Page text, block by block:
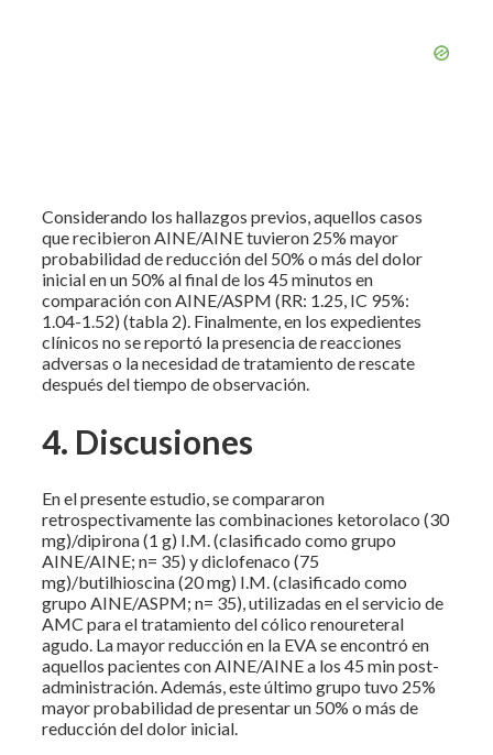
Considerando los hallazgos previos, aquellos casos
que recibieron AINE/AINE tuvieron 25% mayor
probabilidad de reducción del 50% o más del dolor
inicial en un 50% al final de los 45 minutos en
comparación con AINE/ASPM (RR: 1.25, IC 95%:
1.04-1.52) (tabla 2). Finalmente, en los expedientes
clínicos no se reportó la presencia de reacciones
adversas o la necesidad de tratamiento de rescate
después del tiempo de observación.
4. Discusiones
En el presente estudio, se compararon
retrospectivamente las combinaciones ketorolaco (30
mg)/dipirona (1 g) I.M. (clasificado como grupo
AINE/AINE; n= 35) y diclofenaco (75
mg)/butilhioscina (20 mg) I.M. (clasificado como
grupo AINE/ASPM; n= 35), utilizadas en el servicio de
AMC para el tratamiento del cólico renoureteral
agudo. La mayor reducción en la EVA se encontró en
aquellos pacientes con AINE/AINE a los 45 min post-
administración. Además, este último grupo tuvo 25%
mayor probabilidad de presentar un 50% o más de
reducción del dolor inicial.